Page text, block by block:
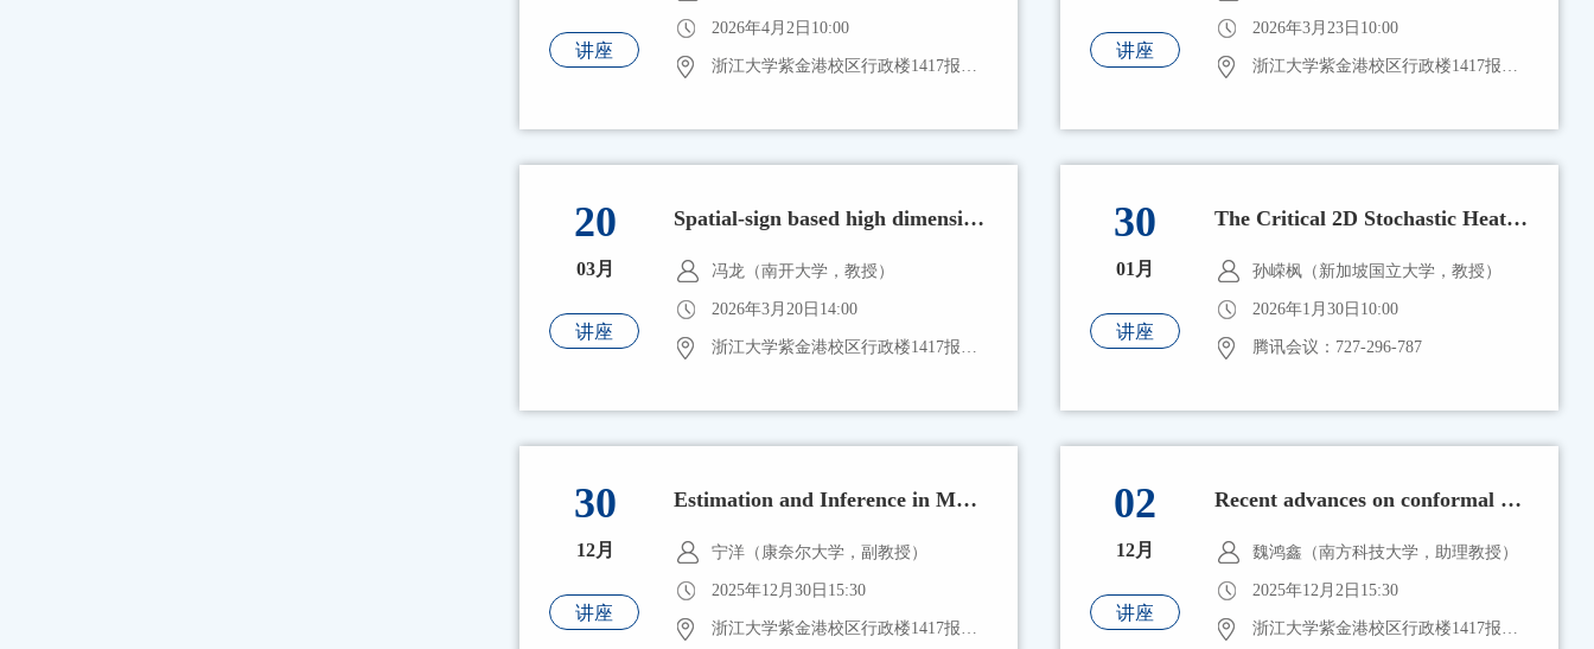
讲座
2026年4月2日10:00
讲座
2026年3月23日10:00
20
03月
讲座
Spatial-sign based high dimensional change point inference
冯龙（南开大学，教授）
2026年3月20日14:00
30
01月
讲座
The Critical 2D Stochastic Heat Flow
孙嵘枫（新加坡国立大学，教授）
2026年1月30日10:00
腾讯会议：727-296-787
30
12月
讲座
Estimation and Inference in Multivariate Response Regression with Hidden Variables
宁洋（康奈尔大学，副教授）
2025年12月30日15:30
02
12月
讲座
Recent advances on conformal p-values for large-scale applications
魏鸿鑫（南方科技大学，助理教授）
2025年12月2日15:30